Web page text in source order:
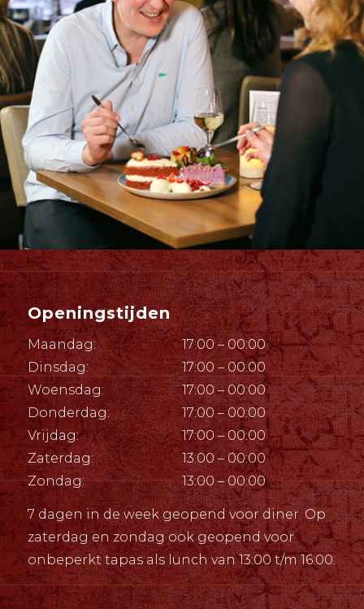
Openingstijden
Maandag:
17:00 – 00:00
Dinsdag:
17:00 – 00:00
Woensdag:
17:00 – 00:00
Donderdag:
17:00 – 00:00
Vrijdag:
17:00 – 00:00
Zaterdag:
13:00 – 00:00
Zondag:
13:00 – 00:00
7 dagen in de week geopend voor diner. Op
zaterdag en zondag ook geopend voor
onbeperkt tapas als lunch van 13:00 t/m 16:00.